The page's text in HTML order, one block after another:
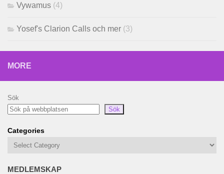
Vywamus (4)
Yosef's Clarion Calls och mer (3)
MORE
Sök
Sök
Categories
MEDLEMSKAP